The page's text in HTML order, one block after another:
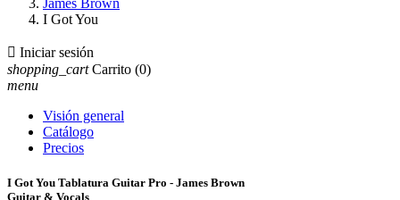
James Brown
I Got You
 Iniciar sesión
shopping_cart Carrito (0)
menu
Visión general
Catálogo
Precios
I Got You Tablatura Guitar Pro - James Brown
Guitar & Vocals